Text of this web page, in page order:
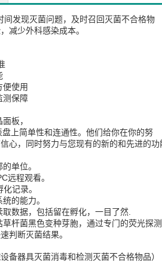
间发现灭菌问题，及时召回灭菌不合格物
减少外科感染成本。
便使用
测保障
板，
上简单性和连通性。他们给你在你的努
心，同时努力与您现有的新的和先进的功
单位。
远程观看。
记录。
的能力。
数据，包括留在孵化，一目了然.
杆菌黑色变种芽胞，通过专门的荧光探测
判断灭菌结果。
备器具灭菌消毒和检测灭菌不合格物品）